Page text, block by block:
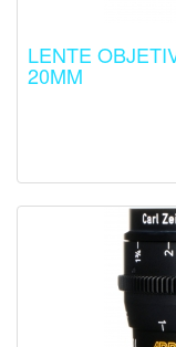
LENTE
20MM